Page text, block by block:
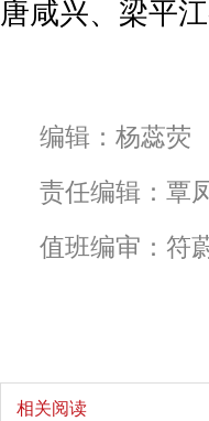
唐咸兴、梁平
编辑：杨蕊荧
责任编辑：覃
值班编审：符
相关阅读